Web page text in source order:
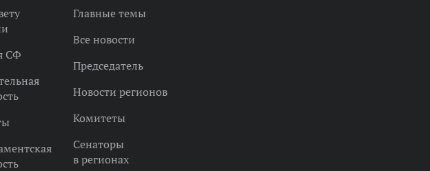
СФ
Главные темы
Все новости
Председатель
Новости регионов
Комитеты
Сенаторы
в регионах